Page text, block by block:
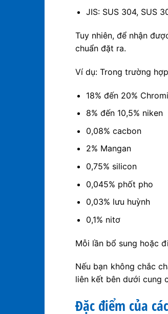
JIS: SUS 304, SUS
Tuy nhiên, để nhận
chuẩn đặt ra.
Ví dụ: Trong trường
18% đến 20%
8% đến 10,5% niken
0,08% cacbon
2% Mangan
0,75% silicon
0,045% phốt pho
0,03% lưu huỳnh
0,1% nitơ
Mỗi lần bổ sung hoặc
Nếu bạn không chắc
liên kết bên dưới cung
Đặc điểm của